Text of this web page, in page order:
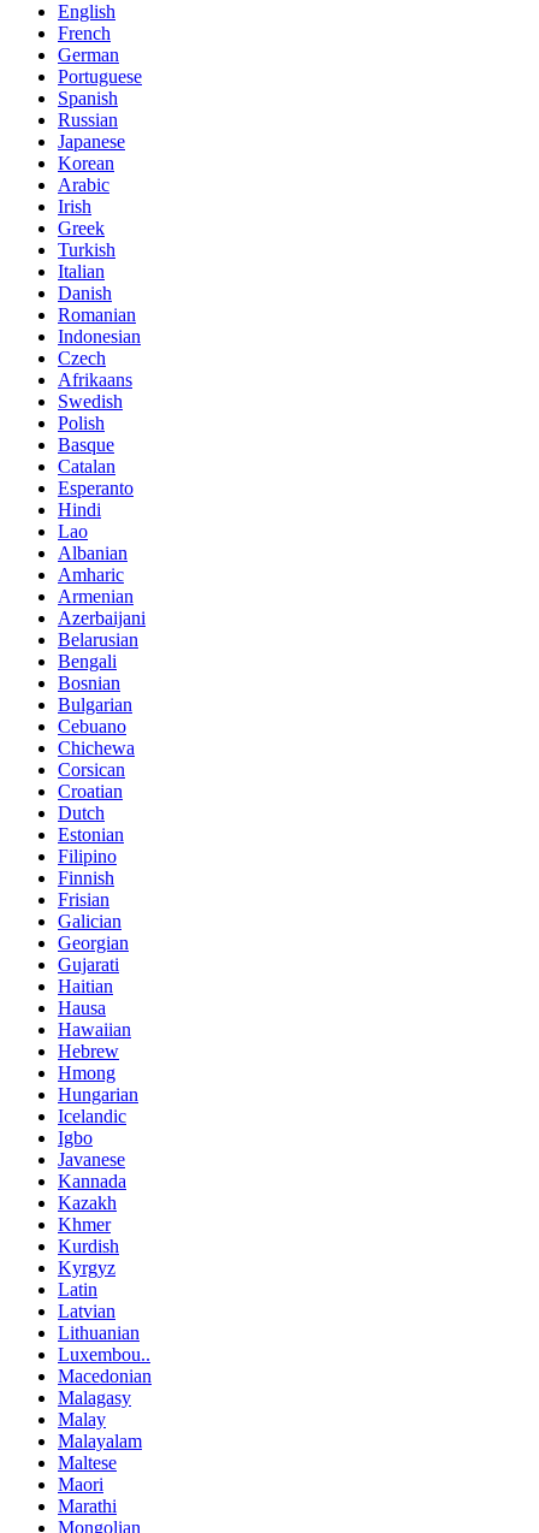
English
French
German
Portuguese
Spanish
Russian
Japanese
Korean
Arabic
Irish
Greek
Turkish
Italian
Danish
Romanian
Indonesian
Czech
Afrikaans
Swedish
Polish
Basque
Catalan
Esperanto
Hindi
Lao
Albanian
Amharic
Armenian
Azerbaijani
Belarusian
Bengali
Bosnian
Bulgarian
Cebuano
Chichewa
Corsican
Croatian
Dutch
Estonian
Filipino
Finnish
Frisian
Galician
Georgian
Gujarati
Haitian
Hausa
Hawaiian
Hebrew
Hmong
Hungarian
Icelandic
Igbo
Javanese
Kannada
Kazakh
Khmer
Kurdish
Kyrgyz
Latin
Latvian
Lithuanian
Luxembou..
Macedonian
Malagasy
Malay
Malayalam
Maltese
Maori
Marathi
Mongolian